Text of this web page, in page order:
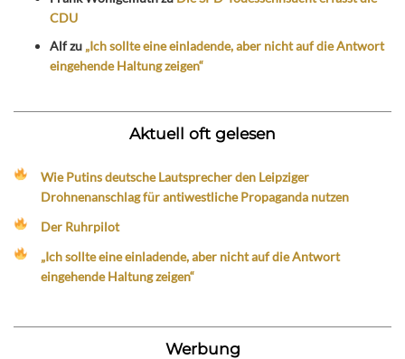
CDU
Alfzu „Ich sollte eine einladende, aber nicht auf die Antwort
eingehende Haltung zeigen“
Aktuell oft gelesen
Wie Putins deutsche Lautsprecher den Leipziger
Drohnenanschlag für antiwestliche Propaganda nutzen
Der Ruhrpilot
„Ich sollte eine einladende, aber nicht auf die Antwort
eingehende Haltung zeigen“
Werbung